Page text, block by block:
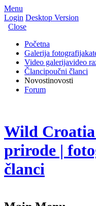
Menu
Login Desktop Version
Close
Početna
Galerija fotografija
Video galerijavideo
Člancipoučni članci
Novostinovosti
Forum
Wild
prirode |
članci